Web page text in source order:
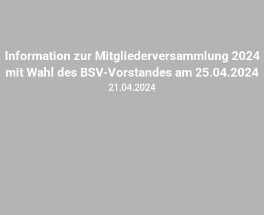
Information zur Mitgliederversammlung 2024
mit Wahl des BSV-Vorstandes am 25.04.2024
21.04.2024